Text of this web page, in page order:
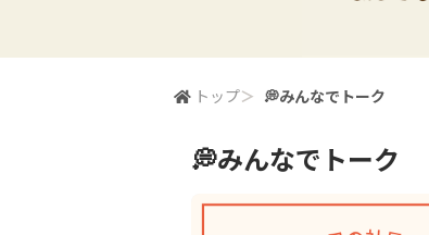
トップ＞ 💭みんなでトーク
💭みんなでトーク